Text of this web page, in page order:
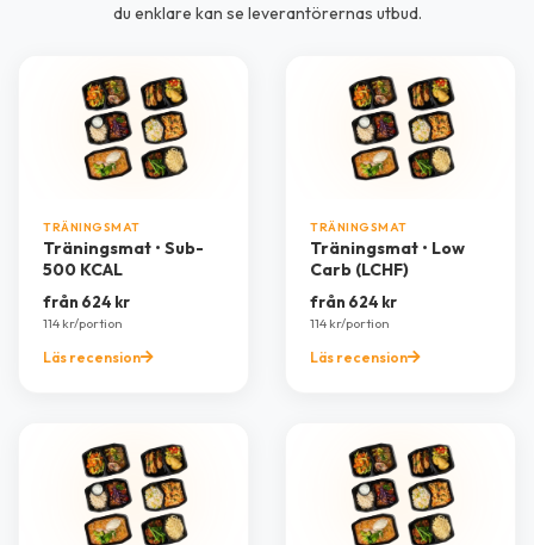
du enklare kan se leverantörernas utbud.
TRÄNINGSMAT
Träningsmat • Sub-
500 KCAL
från 624 kr
114 kr/portion
Läs recension
TRÄNINGSMAT
Träningsmat • Low
Carb (LCHF)
från 624 kr
114 kr/portion
Läs recension